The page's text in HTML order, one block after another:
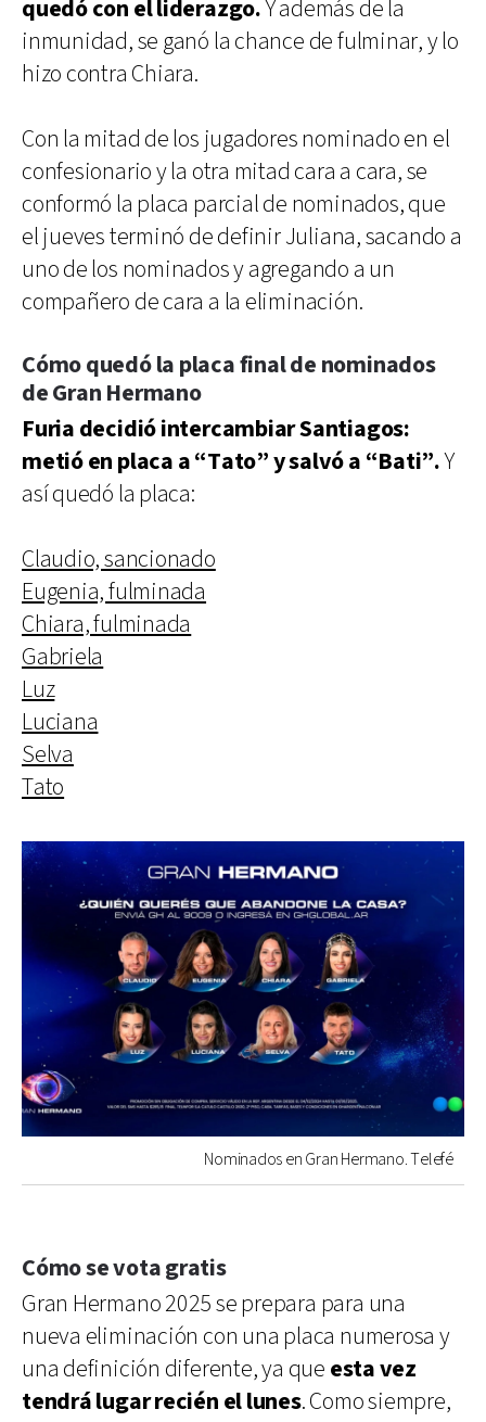
quedó con el liderazgo.Y además de la
inmunidad, se ganó la chance de fulminar, y lo
hizo contra Chiara.
Con la mitad de los jugadores nominado en el
confesionario y la otra mitad cara a cara, se
conformó la placa parcial de nominados, que
el jueves terminó de definir Juliana, sacando a
uno de los nominados y agregando a un
compañero de cara a la eliminación.
Cómo quedó la placa final de nominados
de Gran Hermano
Furia decidió intercambiar Santiagos:
metió en placa a “Tato” y salvó a “Bati”.Y
así quedó la placa:
Claudio, sancionado
Eugenia, fulminada
Chiara, fulminada
Gabriela
Luz
Luciana
Selva
Tato
Nominados en Gran Hermano. Telefé
Cómo se vota gratis
Gran Hermano 2025 se prepara para una
nueva eliminación con una placa numerosa y
una definición diferente, ya que esta vez
tendrá lugar recién el lunes. Como siempre,